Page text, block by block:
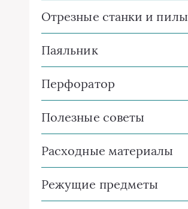
Отрезные станки и пилы
Паяльник
Перфоратор
Полезные советы
Расходные материалы
Режущие предметы